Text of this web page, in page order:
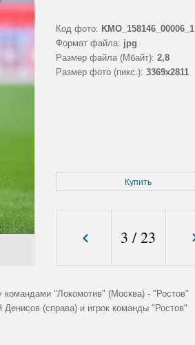
Код фото: KMO_158146_00006_1
Формат файла: jpg
Размер файла (Мбайт): 2,8
Размер фото (пикс.): 3369x2811
Купить
3 /23
"Локомотив" (Москва) - "Ростов"
(справа) и игрок команды "Ростов"